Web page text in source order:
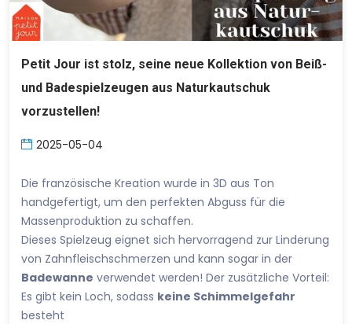
Petit Jour ist stolz, seine neue Kollektion von Beiß-
und Badespielzeugen aus Naturkautschuk
vorzustellen!
2025-05-04
Die französische Kreation wurde in 3D aus Ton
handgefertigt, um den perfekten Abguss für die
Massenproduktion zu schaffen.
Dieses Spielzeug eignet sich hervorragend zur Linderung
von Zahnfleischschmerzen und kann sogar in der
Badewanne verwendet werden! Der zusätzliche Vorteil:
Es gibt kein Loch, sodass keine Schimmelgefahr
besteht